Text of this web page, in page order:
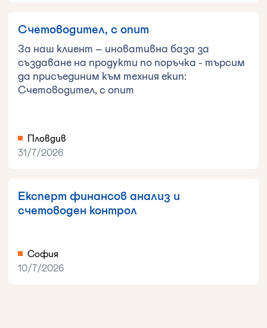
Счетоводител, с опит
За наш клиент – иновативна база за
създаване на продукти по поръчка - търсим
да присъединим към техния екип:
Счетоводител, с опит
Пловдив
31/7/2026
Експерт финансов анализ и
счетоводен контрол
София
10/7/2026